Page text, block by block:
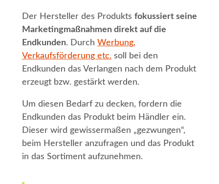
Der Hersteller des Produkts fokussiert seine
Marketingmaßnahmen direkt auf die
Endkunden. Durch Werbung,
Verkaufsförderung etc.soll bei den
Endkunden das Verlangen nach dem Produkt
erzeugt bzw. gestärkt werden.
Um diesen Bedarf zu decken, fordern die
Endkunden das Produkt beim Händler ein.
Dieser wird gewissermaßen „gezwungen“,
beim Hersteller anzufragen und das Produkt
in das Sortiment aufzunehmen.